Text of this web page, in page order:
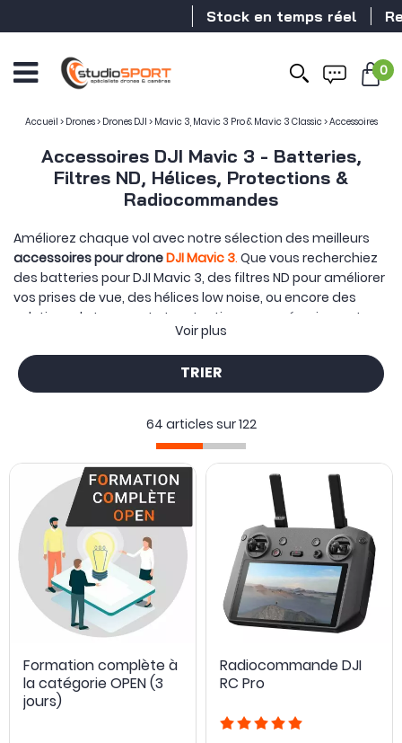
Stock en temps réel Revendeur
0
Accueil > Drones> Drones DJI > Mavic 3, Mavic 3 Pro & Mavic 3 Classic>Accessoires
Accessoires DJI Mavic 3 - Batteries,
Filtres ND, Hélices, Protections &
Radiocommandes
Améliorez chaque vol avec notre sélection des meilleurs
accessoires pour droneDJI Mavic 3. Que vous recherchiez
des batteries pour DJI Mavic 3, des filtres ND pour améliorer
vos prises de vue, des hélices low noise, ou encore des
solutions de transport et protections pour sécuriser votre
drone, nous avons tout ce qu’il vous faut.
Retrouvez ici les meilleurs accessoires pour DJI Mavic 3,
Mavic 3 Classic, Mavic 3 Cine,Mavic 3 Pro
alternatives compatibles de haute qualité, sélectionnées
pour optimiser votre expérience de vol. Trouvez les
équipements essentiels pour prolonger l’autonomie des
batteries, améliorer la stabilité de votre drone en vol et
protéger votre matériel.
Voir plus
TRIER
64 articles sur122
Formation complète à
la catégorie OPEN (3
jours)
Radiocommande DJI
RC Pro